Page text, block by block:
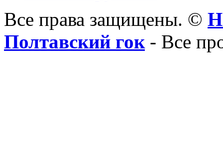
Все права защищены. ©
Полтавский гок - Все